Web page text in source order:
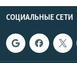
СОЦИАЛЬНЫЕ СЕТИ